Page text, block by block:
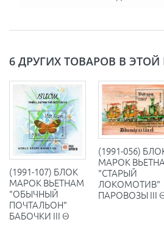
6 ДРУГИХ ТОВАРОВ В ЭТОЙ
(1991-107) БЛОК
МАРОК ВЬЕТНАМ
"ОБЫЧНЫЙ
ПОЧТАЛЬОН"
БАБОЧКИ III Θ
(1991-056)
МАРОК
"СТАРЫЙ
ЛОКОМОТИВ"
ПАРОВОЗЫ III